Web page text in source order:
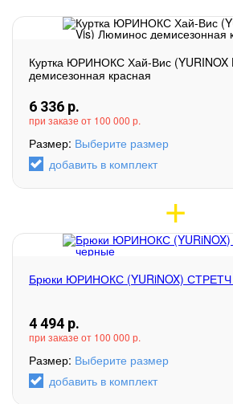
Куртка ЮРИНОКС Хай-Вис (YURINOX
демисезонная красная
6 336 р.
при заказе от 100 000 р.
Размер: Выберите размер
добавить в комплект
Брюки ЮРИНОКС (YURiNOX) СТРЕТЧ
4 494 р.
при заказе от 100 000 р.
Размер: Выберите размер
добавить в комплект